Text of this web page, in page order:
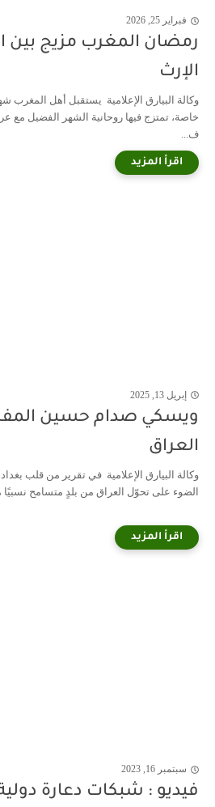
فبراير 25, 2026
رمضان المغرب مزيج بين
الإرث
وكالة البيارق الإعلامية يستقبل أهل
خاصة، تمتزج فيها روحانية الشهر الفضيل مع
ف...
إبريل 13, 2025
ويسكي صدام حسين
العراق
وكالة البيارق الإعلامية في تقرير من قلب
الضوء على تحوّل العراق من بلدٍ متسامح نسبيًا
سبتمبر 16, 2023
فيديو : شبكات دعارة